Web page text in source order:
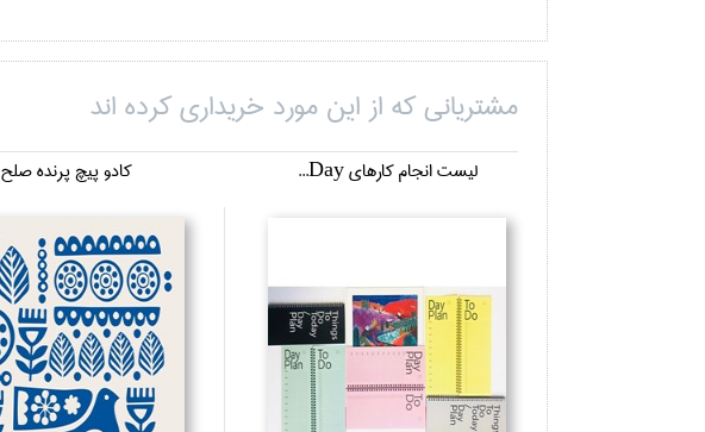
مشتریانی که از این مورد خریداری کرده اند
ليست انجام كارهاي Day... كادو پيچ پرنده صلح